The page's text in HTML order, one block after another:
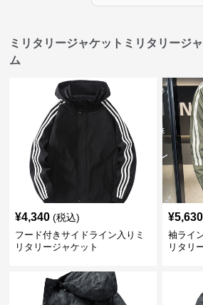
ミリタリージャケットミリタリージ
ム
¥4,340 (税込)
フード付きサイドライン入りミ
リタリージャケット
¥5,630
袖ライ
リタリ